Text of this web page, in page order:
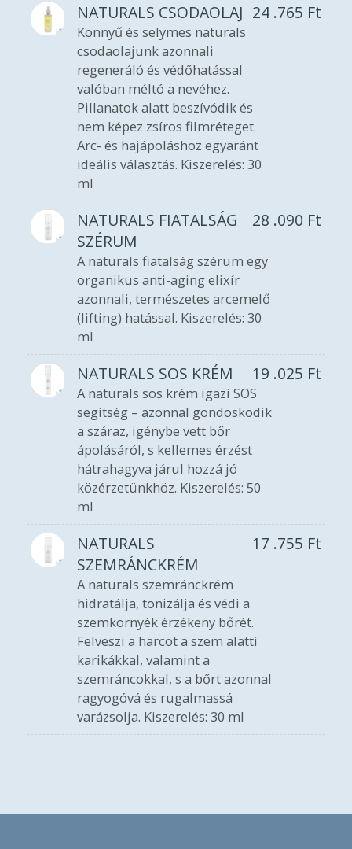
NATURALS CSODAOLAJ 24 .765 Ft
Könnyű és selymes naturals
csodaolajunk azonnali
regeneráló és védőhatással
valóban méltó a nevéhez.
Pillanatok alatt beszívódik és
nem képez zsíros filmréteget.
Arc- és hajápoláshoz egyaránt
ideális választás. Kiszerelés: 30
ml
NATURALS FIATALSÁG
SZÉRUM
28 .090 Ft
A naturals fiatalság szérum egy
organikus anti-aging elixír
azonnali, természetes arcemelő
(lifting) hatással. Kiszerelés: 30
ml
NATURALS SOS KRÉM 19 .025 Ft
A naturals sos krém igazi SOS
segítség – azonnal gondoskodik
a száraz, igénybe vett bőr
ápolásáról, s kellemes érzést
hátrahagyva járul hozzá jó
közérzetünkhöz. Kiszerelés: 50
ml
NATURALS
SZEMRÁNCKRÉM
17 .755 Ft
A naturals szemránckrém
hidratálja, tonizálja és védi a
szemkörnyék érzékeny bőrét.
Felveszi a harcot a szem alatti
karikákkal, valamint a
szemráncokkal, s a bőrt azonnal
ragyogóvá és rugalmassá
varázsolja. Kiszerelés: 30 ml